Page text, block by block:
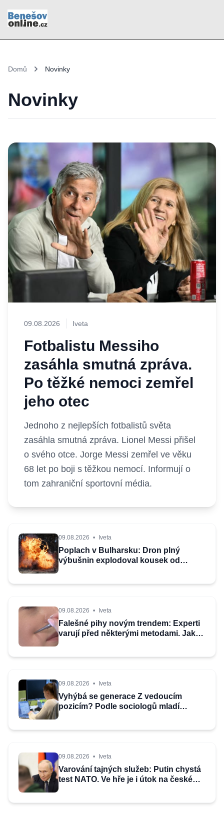
Domů Novinky
Novinky
09.08.2026 Iveta
Fotbalistu Messiho
zasáhla smutná zpráva.
Po těžké nemoci zemřel
jeho otec
Jednoho z nejlepších fotbalistů světa
zasáhla smutná zpráva. Lionel Messi přišel
o svého otce. Jorge Messi zemřel ve věku
68 let po boji s těžkou nemocí. Informují o
tom zahraniční sportovní média.
09.08.2026 • Iveta
Poplach v Bulharsku: Dron plný
výbušnin explodoval kousek od
09.08.2026 • Iveta
Falešné pihy novým trendem: Experti
varují před některými metodami. Jak
09.08.2026 • Iveta
Vyhýbá se generace Z vedoucím
pozicím? Podle sociologů mladí
09.08.2026 • Iveta
Varování tajných služeb: Putin chystá
test NATO. Ve hře je i útok na české